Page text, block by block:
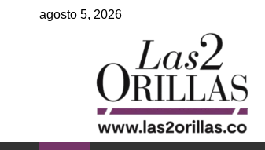
agosto 5, 2026